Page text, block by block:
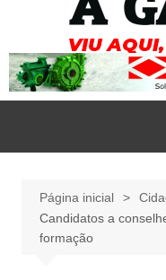
Página inicial
Candidatos a
formação